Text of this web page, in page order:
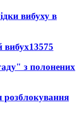
вибуху в
вибух13575
з полонених